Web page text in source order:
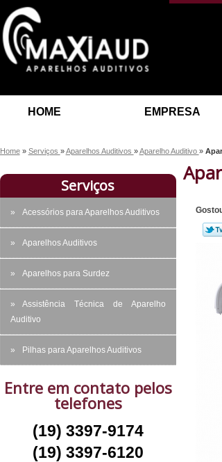
HOME EMPRESA
Home » Serviços »Aparelhos Auditivos »Aparelho Auditivo »
Serviços
Acessórios para Aparelhos Auditivos
Aparelhos Auditivos
Aparelhos para Surdez
Assistência Técnica de Aparelho
Auditivo
Pilhas para Aparelhos Auditivos
Entre em contato pelos
telefones
(19) 3397-9174
(19) 3397-6120